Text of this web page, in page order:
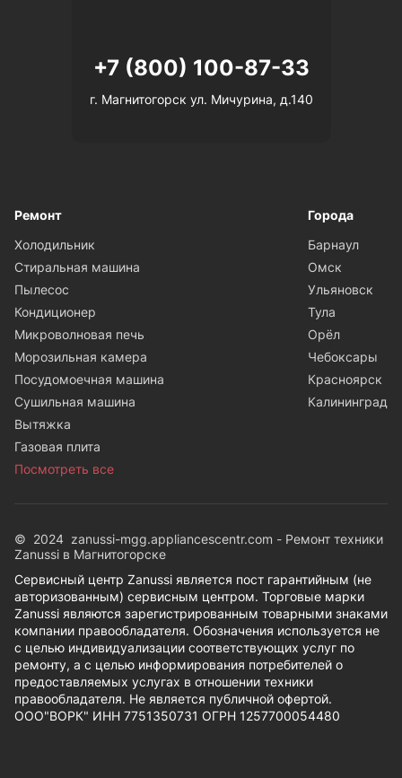
+7 (800) 100-87-33
г. Магнитогорск ул. Мичурина, д.140
Ремонт
Холодильник
Стиральная машина
Пылесос
Кондиционер
Микроволновая печь
Морозильная камера
Посудомоечная машина
Сушильная машина
Вытяжка
Газовая плита
Посмотреть все
Города
Барнаул
Омск
Ульяновск
Тула
Орёл
Чебоксары
Красноярск
Калининград
© 2024 zanussi-mgg.appliancescentr.com - Ремонт техники
Zanussi в Магнитогорске
Сервисный центр Zanussi является пост гарантийным (не
авторизованным) сервисным центром. Торговые марки
Zanussi являются зарегистрированным товарными знаками
компании правообладателя. Обозначения используется не
с целью индивидуализации соответствующих услуг по
ремонту, а с целью информирования потребителей о
предоставляемых услугах в отношении техники
правообладателя. Не является публичной офертой.
ООО"ВОРК" ИНН 7751350731 ОГРН 1257700054480